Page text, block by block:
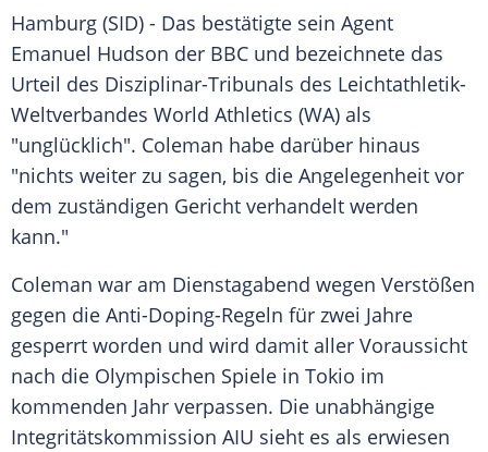
Hamburg (SID) - Das bestätigte sein Agent
Emanuel Hudson der BBC und bezeichnete das
Urteil des Disziplinar-Tribunals des Leichtathletik-
Weltverbandes World Athletics (WA) als
"unglücklich". Coleman habe darüber hinaus
"nichts weiter zu sagen, bis die Angelegenheit vor
dem zuständigen Gericht verhandelt werden
kann."
Coleman war am Dienstagabend wegen Verstößen
gegen die Anti-Doping-Regeln für zwei Jahre
gesperrt worden und wird damit aller Voraussicht
nach die Olympischen Spiele in Tokio im
kommenden Jahr verpassen. Die unabhängige
Integritätskommission AIU sieht es als erwiesen